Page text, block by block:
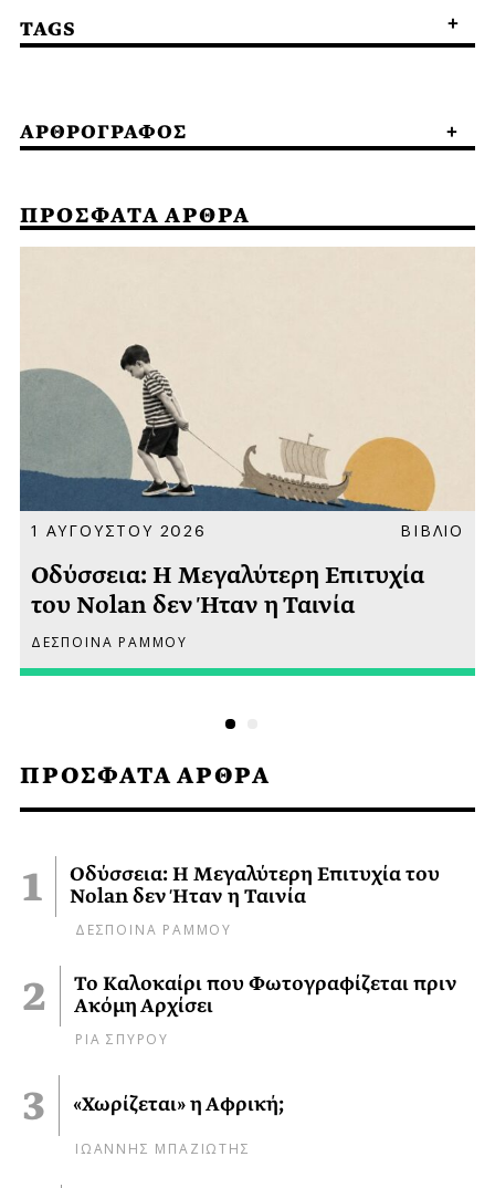
ΠΡΟΣΦΑΤΑ ΑΡΘΡΑ
Οδύσσεια: Η Μεγαλύτερη Επιτυχία του
Nolan δεν Ήταν η Ταινία
ΔΕΣΠΟΙΝΑ ΡΑΜΜΟΥ
Το Καλοκαίρι που Φωτογραφίζεται πριν
Ακόμη Αρχίσει
ΡΙΑ ΣΠΥΡΟΥ
«Χωρίζεται» η Αφρική;
ΙΩΑΝΝΗΣ ΜΠΑΖΙΩΤΗΣ
TAGS
ΑΡΘΡΟΓΡΑΦΟΣ
ΠΡΟΣΦΑΤΑ ΑΡΘΡΑ
1 ΑΥΓΟΥΣΤΟΥ 2026 ΒΙΒΛΙΟ
Οδύσσεια: Η Μεγαλύτερη Επιτυχία
του Nolan δεν Ήταν η Ταινία
ΔΕΣΠΟΙΝΑ ΡΑΜΜΟΥ